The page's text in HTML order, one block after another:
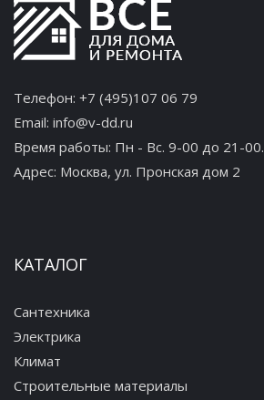
Телефон: +7 (495)107 06 79
Email: info@v-dd.ru
Время работы: Пн - Вс. 9-00 до 21-00.
Адрес: Москва, ул. Пронская дом 2
КАТАЛОГ
Сантехника
Электрика
Климат
Строительные материалы